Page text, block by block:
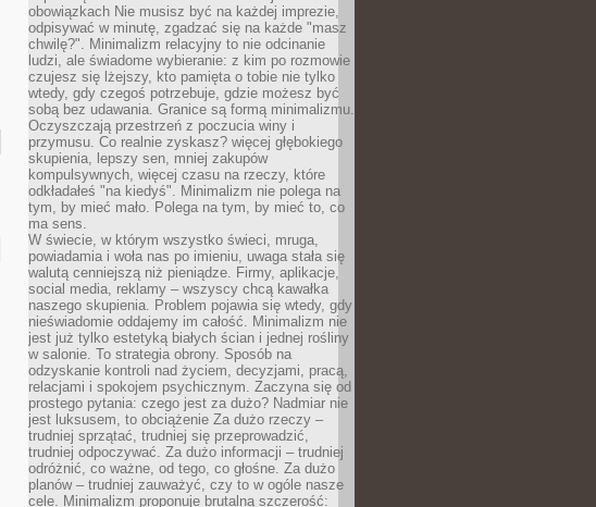
obowiązkach Nie musisz być na każdej imprezie,
odpisywać w minutę, zgadzać się na każde "masz
chwilę?". Minimalizm relacyjny to nie odcinanie
ludzi, ale świadome wybieranie: z kim po rozmowie
czujesz się lżejszy, kto pamięta o tobie nie tylko
wtedy, gdy czegoś potrzebuje, gdzie możesz być
sobą bez udawania. Granice są formą minimalizmu.
Oczyszczają przestrzeń z poczucia winy i
przymusu. Co realnie zyskasz? więcej głębokiego
skupienia, lepszy sen, mniej zakupów
kompulsywnych, więcej czasu na rzeczy, które
odkładałeś "na kiedyś". Minimalizm nie polega na
tym, by mieć mało. Polega na tym, by mieć to, co
ma sens.
W świecie, w którym wszystko świeci, mruga,
powiadamia i woła nas po imieniu, uwaga stała się
walutą cenniejszą niż pieniądze. Firmy, aplikacje,
social media, reklamy – wszyscy chcą kawałka
naszego skupienia. Problem pojawia się wtedy, gdy
nieświadomie oddajemy im całość. Minimalizm nie
jest już tylko estetyką białych ścian i jednej rośliny
w salonie. To strategia obrony. Sposób na
odzyskanie kontroli nad życiem, decyzjami, pracą,
relacjami i spokojem psychicznym. Zaczyna się od
prostego pytania: czego jest za dużo? Nadmiar nie
jest luksusem, to obciążenie Za dużo rzeczy –
trudniej sprzątać, trudniej się przeprowadzić,
trudniej odpoczywać. Za dużo informacji – trudniej
odróżnić, co ważne, od tego, co głośne. Za dużo
planów – trudniej zauważyć, czy to w ogóle nasze
cele. Minimalizm proponuje brutalną szczerość: